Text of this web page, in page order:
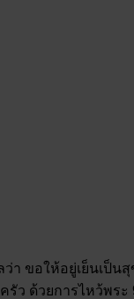
ว่า ขอให้อยู่เย็นเป็
ว ด้วยการไหว้พระ